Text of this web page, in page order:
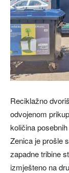
Reciklažno
odvojenom
količina
Zenica je prošle
zapadne tribine
izmješteno na